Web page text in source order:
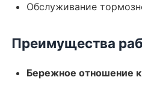
Обслуживание
Преимущества
Бережное отношение